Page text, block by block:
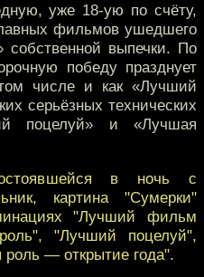
уже 18-ую по счёту,
фильмов ушедшего
собственной выпечки. По
победу празднует
числе и как «Лучший
серьёзных технических
поцелуй» и «Лучшая
в ночь с
картина "Сумерки"
"Лучший фильм
"Лучший поцелуй",
— открытие года".